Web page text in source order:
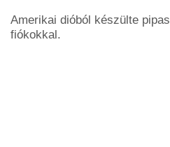
Amerikai dióból készülte
fiókokkal.